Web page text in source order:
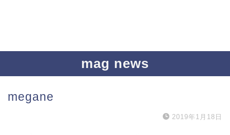
mag news
megane
2019年1月18日